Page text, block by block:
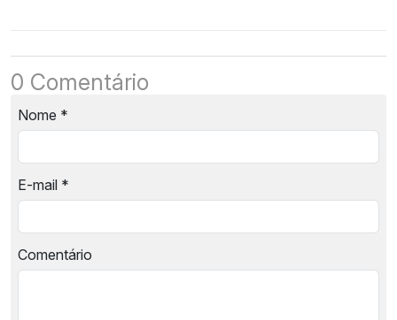
0 Comentário
Nome *
E-mail *
Comentário